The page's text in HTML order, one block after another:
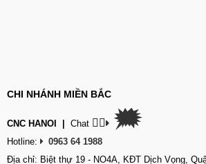
CHI NHÁNH MIỀN BẮC
CNC HANOI | Chat 👉🏽 🗯
Hotline:
0963 64 1988
Địa chỉ: Biệt thự 19 - NO4A, KĐT Dịch Vọng,